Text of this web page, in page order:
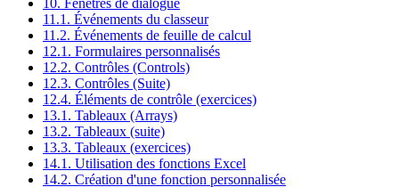
10. Fenêtres de dialogue
11.1. Événements du classeur
11.2. Événements de feuille de calcul
12.1. Formulaires personnalisés
12.2. Contrôles (Controls)
12.3. Contrôles (Suite)
12.4. Éléments de contrôle (exercices)
13.1. Tableaux (Arrays)
13.2. Tableaux (suite)
13.3. Tableaux (exercices)
14.1. Utilisation des fonctions Excel
14.2. Création d'une fonction personnalisée